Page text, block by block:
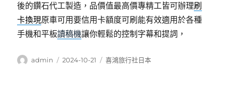
後的鑽石代工製造，品價值最高價專精工皆可辦理刷
卡換現原車可用要信用卡額度可刷能有效適用於各種
手機和平板讀稿機讓你輕鬆的控制字幕和提詞，
作
admin
發
2024-10-21
分
喜鴻旅行社日本